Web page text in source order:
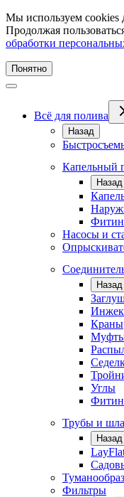
Мы используем cookies
Продолжая
обработки
Понятно
Всё для полива
Назад
Капельный
Назад
Насосы и
Назад
Краны
Углы
Трубы и
Назад
Фильтры